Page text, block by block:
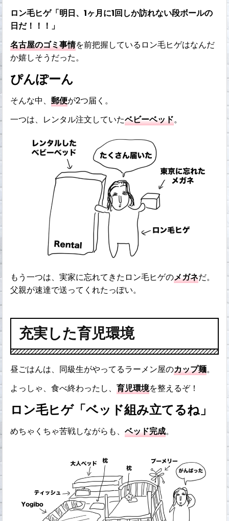
ロン毛ヒゲ「明日、1ヶ月に1回しか訪れない段ボールの
日だ！！！」
名古屋のゴミ事情を前把握しているロン毛ヒゲはなんだ
か嬉しそうだった。
ぴんぽーん
そんな中、郵便が2つ届く。
一つは、レンタル注文していたベビーベッド。
もう一つは、実家に忘れてきたロン毛ヒゲのメガネだ。
父親が速達で送ってくれたっぽい。
充実した育児環境
昼ごはんは、同級生がやってるラーメン屋のカップ麺。
よっしゃ、食べ終わったし、育児環境を整えるぞ！
ロン毛ヒゲ「ベッド組み立てるね」
めちゃくちゃ苦戦しながらも、ベッド完成。